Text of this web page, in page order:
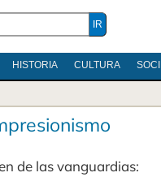
HISTORIA CULTURA
de las vanguardias: